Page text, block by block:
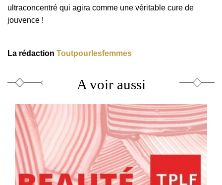
ultraconcentré qui agira comme une véritable cure de
jouvence !
La rédaction Toutpourlesfemmes
A voir aussi